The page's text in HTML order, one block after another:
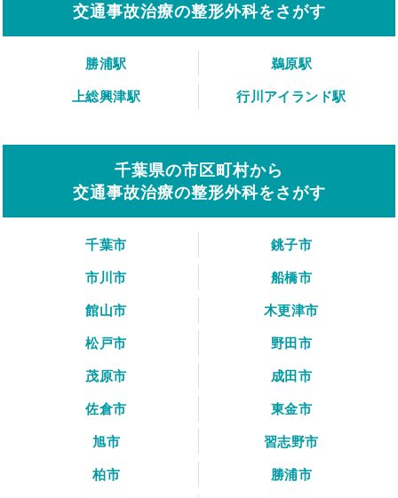
交通事故治療の整形外科をさがす
勝浦駅
鵜原駅
上総興津駅
行川アイランド駅
千葉県の市区町村から
交通事故治療の整形外科をさがす
千葉市
銚子市
市川市
船橋市
館山市
木更津市
松戸市
野田市
茂原市
成田市
佐倉市
東金市
旭市
習志野市
柏市
勝浦市